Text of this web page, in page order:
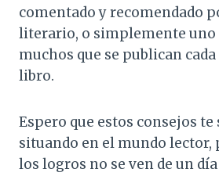
comentado y recomendado
literario, o simplemente uno
muchos que se publican cada
libro.
Espero que estos consejos
situando en el mundo lector,
los logros no se ven de un